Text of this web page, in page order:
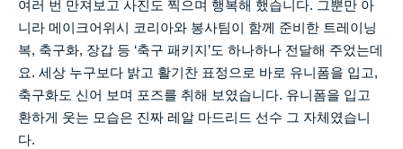
여러 번 만져보고 사진도 찍으며 행복해 했습니다. 그뿐만 아
니라 메이크어위시 코리아와 봉사팀이 함께 준비한 트레이닝
복, 축구화, 장갑 등 ‘축구 패키지 ’도 하나하나 전달해 주었는데
요. 세상 누구보다 밝고 활기찬 표정으로 바로 유니폼을 입고,
축구화도 신어 보며 포즈를 취해 보였습니다. 유니폼을 입고
환하게 웃는 모습은 진짜 레알 마드리드 선수 그 자체였습니
다.